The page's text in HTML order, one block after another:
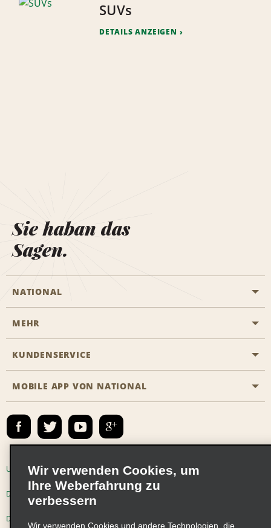
SUVs
DETAILS ANZEIGEN
Sie haban das
Sagen.
NATIONAL
Eine Reservierung vornehmen
Das Business Rental Programm
Emerald Club Anmelden
MEHR
Karriere
KUNDENSERVICE
Barrierefreiheit
Kontakt
E-Mail anmelden
MOBILE APP VON NATIONAL
Unternehmensinformationen Nutzungsbedingungen
Datenschutzrichtlinie Cookie-Richtlinie
Datenschutzoptionen
Wir verwenden Cookies, um
Ihre Weberfahrung zu
verbessern
Wir verwenden Cookies und andere Technologien, die